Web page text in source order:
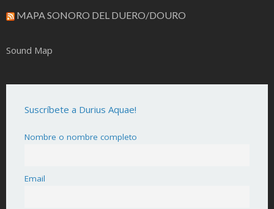
MAPA SONORO DEL DUERO/DOURO
Sound Map
Suscríbete a Durius Aquae!
Nombre o nombre completo
Email